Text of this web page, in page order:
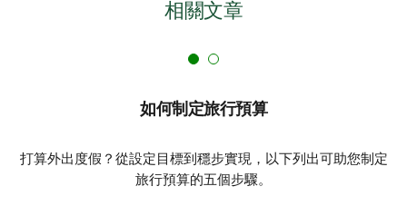
相關文章
如何制定旅行預算
打算外出度假？從設定目標到穩步實現，以下列出可助您制定
旅行預算的五個步驟。